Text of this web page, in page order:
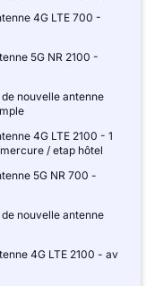
4G LTE 700 -
5G NR 2100 -
nouvelle antenne
4G LTE 2100 - 1
/ etap hôtel
5G NR 700 -
nouvelle antenne
4G LTE 2100 - av